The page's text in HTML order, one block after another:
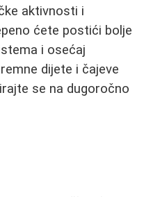
aktivnosti i
ćete postići bolje
i osećaj
dijete i čajeve
se na dugoročno